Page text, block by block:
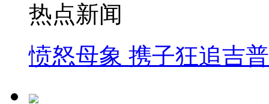
热点新闻
愤怒母象 携子狂追吉